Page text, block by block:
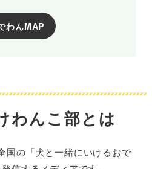
わんMAP
わんこ部とは
国の「犬と一緒にいけるおで